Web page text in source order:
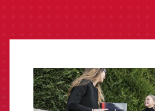
FCB Barcelona badge